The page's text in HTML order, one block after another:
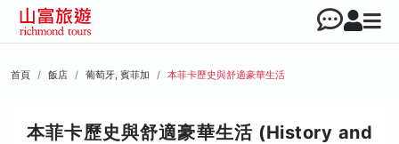
首頁 飯店 葡萄牙, 賓菲加 本菲卡歷史與舒適豪華生活
本菲卡歷史與舒適豪華生活 (History and